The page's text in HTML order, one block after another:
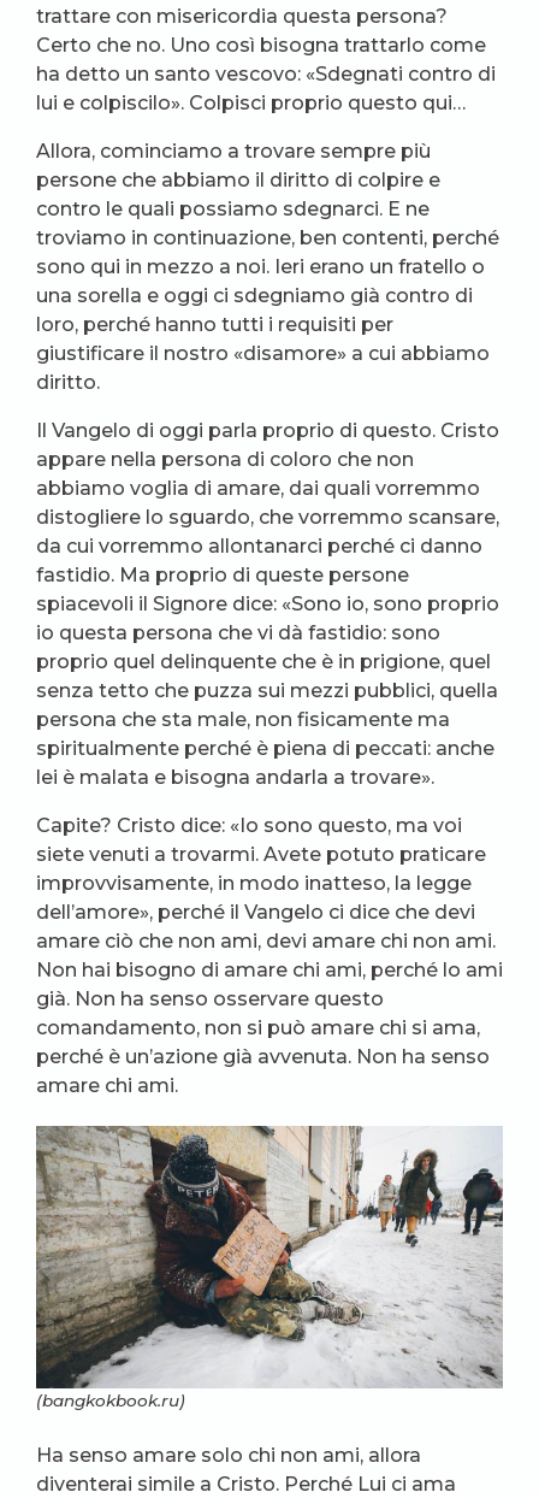
trattare con misericordia questa persona?
Certo che no. Uno così bisogna trattarlo come
ha detto un santo vescovo: «Sdegnati contro di
lui e colpiscilo». Colpisci proprio questo qui…
Allora, cominciamo a trovare sempre più
persone che abbiamo il diritto di colpire e
contro le quali possiamo sdegnarci. E ne
troviamo in continuazione, ben contenti, perché
sono qui in mezzo a noi. Ieri erano un fratello o
una sorella e oggi ci sdegniamo già contro di
loro, perché hanno tutti i requisiti per
giustificare il nostro «disamore» a cui abbiamo
diritto.
Il Vangelo di oggi parla proprio di questo. Cristo
appare nella persona di coloro che non
abbiamo voglia di amare, dai quali vorremmo
distogliere lo sguardo, che vorremmo scansare,
da cui vorremmo allontanarci perché ci danno
fastidio. Ma proprio di queste persone
spiacevoli il Signore dice: «Sono io, sono proprio
io questa persona che vi dà fastidio: sono
proprio quel delinquente che è in prigione, quel
senza tetto che puzza sui mezzi pubblici, quella
persona che sta male, non fisicamente ma
spiritualmente perché è piena di peccati: anche
lei è malata e bisogna andarla a trovare».
Capite? Cristo dice: «Io sono questo, ma voi
siete venuti a trovarmi. Avete potuto praticare
improvvisamente, in modo inatteso, la legge
dell’amore», perché il Vangelo ci dice che devi
amare ciò che non ami, devi amare chi non ami.
Non hai bisogno di amare chi ami, perché lo ami
già. Non ha senso osservare questo
comandamento, non si può amare chi si ama,
perché è un’azione già avvenuta. Non ha senso
amare chi ami.
(bangkokbook.ru)
Ha senso amare solo chi non ami, allora
diventerai simile a Cristo. Perché Lui ci ama